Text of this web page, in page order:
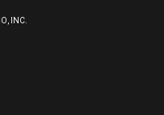
INC.